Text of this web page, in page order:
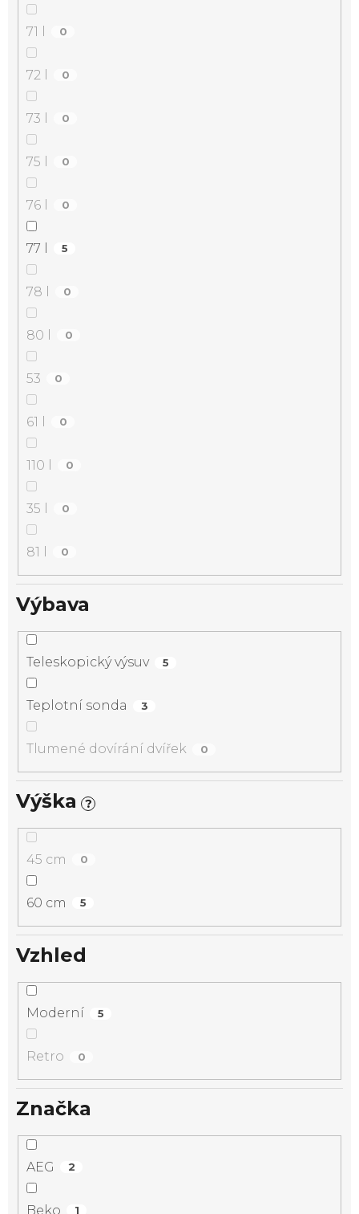
71 l 0
72 l 0
73 l 0
75 l 0
76 l 0
77 l 5
78 l 0
80 l 0
53 0
61 l 0
110 l 0
35 l 0
81 l 0
Výbava
Teleskopický výsuv 5
Teplotní sonda 3
Tlumené dovírání dvířek 0
Výška ?
45 cm 0
60 cm 5
Vzhled
Moderní 5
Retro 0
Značka
AEG 2
Beko 1